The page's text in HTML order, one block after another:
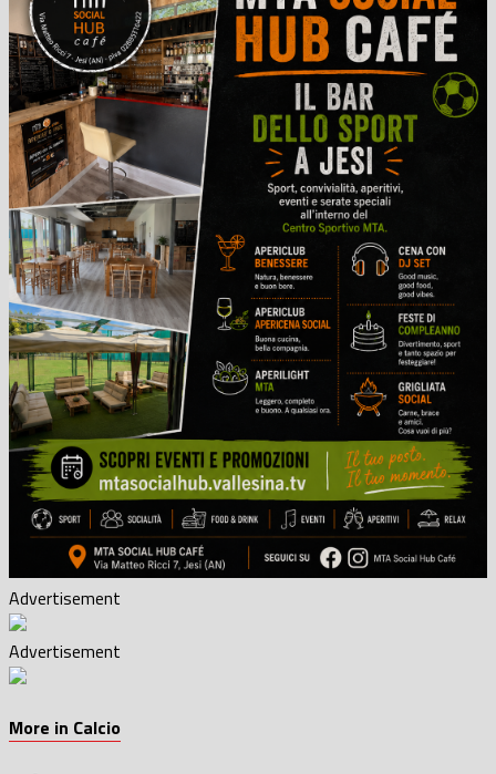
Advertisement
Advertisement
More in Calcio